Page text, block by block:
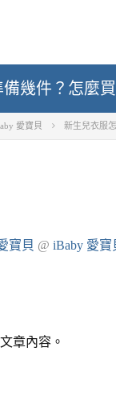
幾件？怎麼
愛寶貝 新生兒衣服
寶貝 @ iBaby 愛寶
章內容。